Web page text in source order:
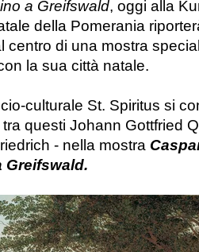
a Greifswald, oggi alla
della Pomerania
centro di una mostra
la sua città natale.
culturale St. Spiritus si
questi Johann Gottfried
- nella mostra
Greifswald.